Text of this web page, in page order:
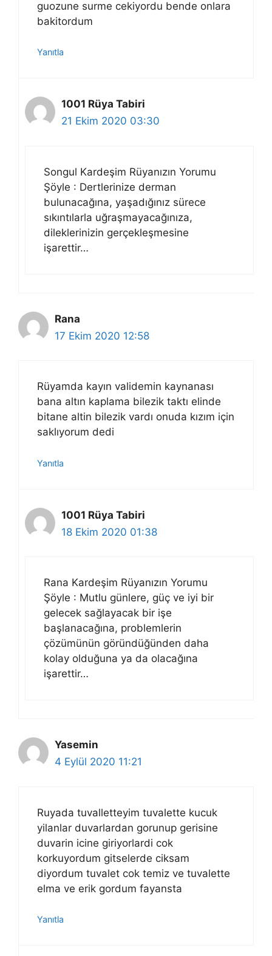
guozune surme cekiyordu bende onlara
bakitordum
Yanıtla
1001 Rüya Tabiri
21 Ekim 2020 03:30
Songul Kardeşim Rüyanızın Yorumu
Şöyle : Dertlerinize derman
bulunacağına, yaşadığınız sürece
sıkıntılarla uğraşmayacağınıza,
dileklerinizin gerçekleşmesine
işarettir…
Rana
17 Ekim 2020 12:58
Rüyamda kayın validemin kaynanası
bana altın kaplama bilezik taktı elinde
bitane altin bilezik vardı onuda kızım için
saklıyorum dedi
Yanıtla
1001 Rüya Tabiri
18 Ekim 2020 01:38
Rana Kardeşim Rüyanızın Yorumu
Şöyle : Mutlu günlere, güç ve iyi bir
gelecek sağlayacak bir işe
başlanacağına, problemlerin
çözümünün göründüğünden daha
kolay olduğuna ya da olacağına
işarettir…
Yasemin
4 Eylül 2020 11:21
Ruyada tuvalletteyim tuvalette kucuk
yilanlar duvarlardan gorunup gerisine
duvarin icine giriyorlardi cok
korkuyordum gitselerde ciksam
diyordum tuvalet cok temiz ve tuvalette
elma ve erik gordum fayansta
Yanıtla